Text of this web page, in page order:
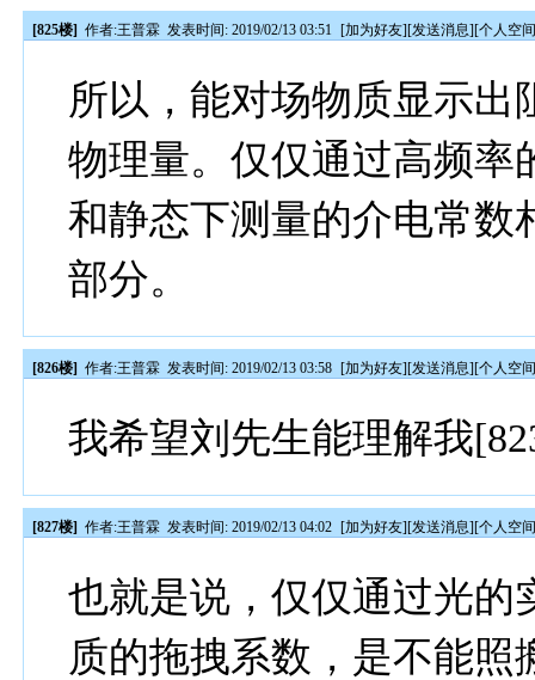
[825楼] 作者:王普霖 发表时间: 2019/02/13 03:51 [加为好友][发送消息][个人空
所以，能对场物质显示
物理量。仅仅通过高频率
和静态下测量的介电常数
部分。
[826楼] 作者:王普霖 发表时间: 2019/02/13 03:58 [加为好友][发送消息][个人空
我希望刘先生能理解我
[827楼] 作者:王普霖 发表时间: 2019/02/13 04:02 [加为好友][发送消息][个人空
也就是说，仅仅通过光的
质的拖拽系数，是不能